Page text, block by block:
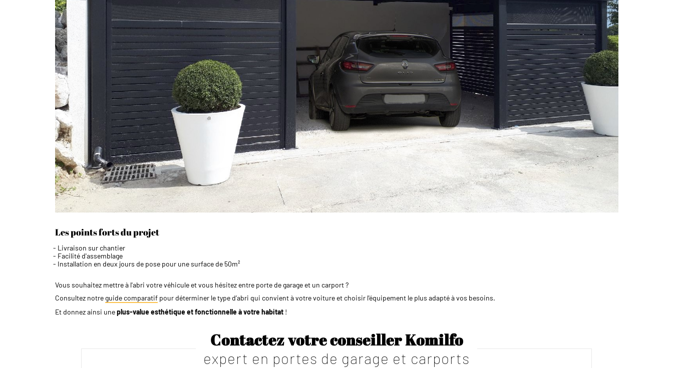
Les points forts du projet
​Livraison sur chantier
​Facilité d'assemblage
​Installation en deux jours de pose pour une surface de 50m²
Vous souhaitez mettre à l'abri votre véhicule et vous hésitez entre porte de garage et un carport ?
Consultez notreguide comparatifpour déterminer le type d’abri qui convient à votre voiture et choisir l'équipement le plus adapté à vos besoins.
Et donnez ainsi uneplus-value esthétique et fonctionnelle à votre habitat!
Contactez votre conseiller Komilfo
expert en portes de garage et carports